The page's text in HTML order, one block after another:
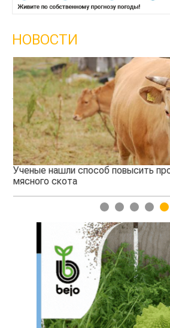
НОВОСТИ
Ученые нашли способ повысить
мясного скота
1 2 3 4 5